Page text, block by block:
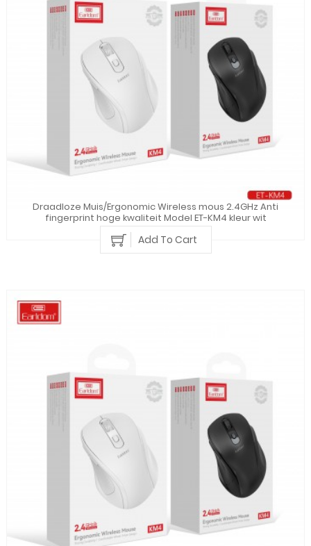
Draadloze Muis/Ergonomic Wireless mous 2.4GHz Anti
fingerprint hoge kwaliteit Model ET-KM4 kleur wit
Add To Cart